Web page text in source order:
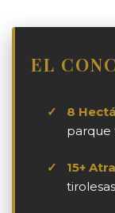
EL
✓ 8
parque
✓ 15+